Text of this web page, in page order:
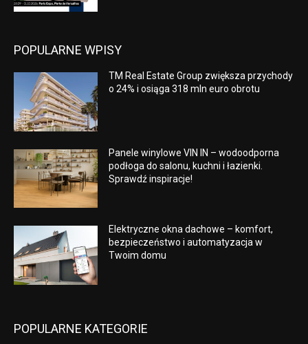
POPULARNE WPISY
TM Real Estate Group zwiększa przychody
o 24% i osiąga 318 mln euro obrotu
Panele winylowe VIN IN – wodoodporna
podłoga do salonu, kuchni i łazienki.
Sprawdź inspiracje!
Elektryczne okna dachowe – komfort,
bezpieczeństwo i automatyzacja w
Twoim domu
POPULARNE KATEGORIE